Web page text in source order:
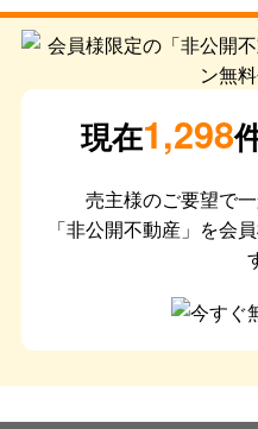
現在1,298
売主様のご要望で
「非公開不動産」を会